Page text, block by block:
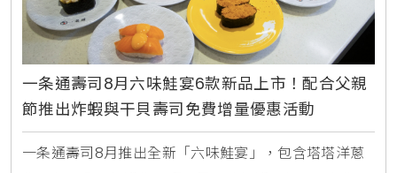
一条通壽司8月六味鮭宴6款新品上市！配合父親
節推出炸蝦與干貝壽司免費增量優惠活動
一条通壽司8月推出全新「六味鮭宴」，包含塔塔洋蔥